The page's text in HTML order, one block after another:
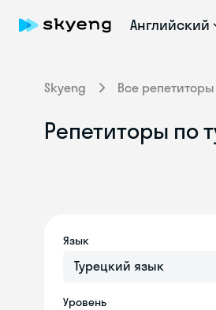
Английский
Skyeng Все репетиторы
Репетиторы по
Язык
Турецкий язык
Уровень